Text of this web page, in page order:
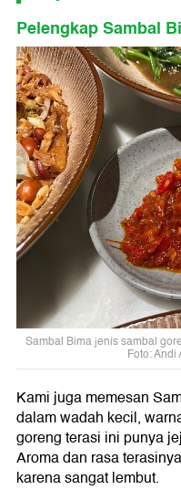
Pelengkap Sambal
Sambal Bima jenis sambal
Foto:
Kami juga memesan
dalam wadah kecil,
goreng terasi ini punya
Aroma dan rasa
karena sangat lembut.